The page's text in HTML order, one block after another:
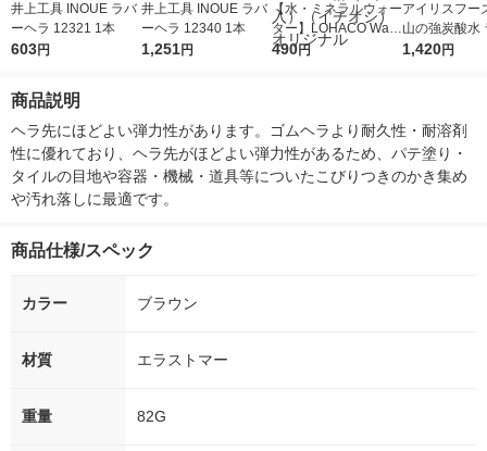
井上工具 INOUE ラバ
ーヘラ 12321 1本
603円
井上工具 INOUE ラバ
ーヘラ 12340 1本
1,251円
【水・ミネラルウォー
ター】LOHACO Wate
r（ロハコウォータ
490円
アイリスフー
山の強炭酸水
レス 500ml 1
1,420円
商品説明
ヘラ先にほどよい弾力性があります。ゴムヘラより耐久性・耐溶剤
性に優れており、ヘラ先がほどよい弾力性があるため、パテ塗り・
タイルの目地や容器・機械・道具等についたこびりつきのかき集め
や汚れ落しに最適です。
商品仕様/スペック
カラー ブラウン
材質 エラストマー
重量 82G